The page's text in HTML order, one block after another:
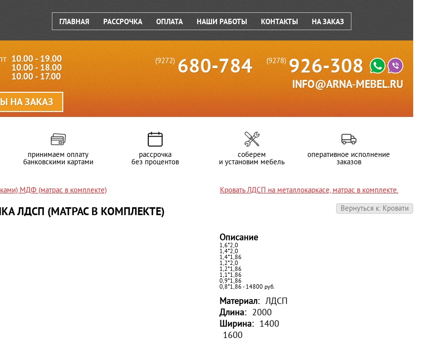
ГЛАВНАЯ РАССРОЧКА ОПЛАТА НАШИ РАБОТЫ КОНТАКТЫ НА ЗАКАЗ
(9272) 680-784 (9278) 926-308
INFO@ARNA-MEBEL.RU
10.00 - 19.00
10.00 - 18.00
10.00 - 17.00
НА ЗАКАЗ
принимаем оплату
банковскими картами
рассрочка
без процентов
соберем
и установим мебель
оперативное исполнение
заказов
МДФ (матрас в комплекте)
Кровать ЛДСП на металлокаркасе, матрас в комплекте.
Вернуться к: Кровати
ЛДСП (МАТРАС В КОМПЛЕКТЕ)
Описание
1,6*2,0
1,4*2,0
1,4*1,86
1,2*2,0
1,2*1,86
1,1*1,86
0,9*1,86
0,8*1,86 - 14800 руб.
Материал: ЛДСП
Длина: 2000
Ширина: 1400
1600